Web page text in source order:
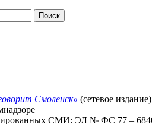
Смоленск» (сетевое издание)
СМИ: ЭЛ № ФС 77 –